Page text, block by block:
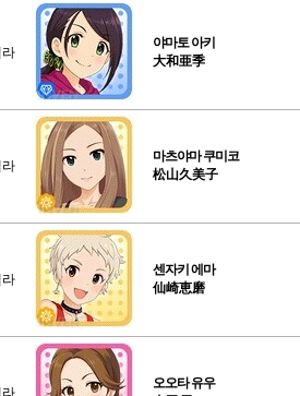
야마토아키
大和亜季
마츠야마쿠미코
松山久美子
센자키 에마
仙崎恵磨
오오타유우